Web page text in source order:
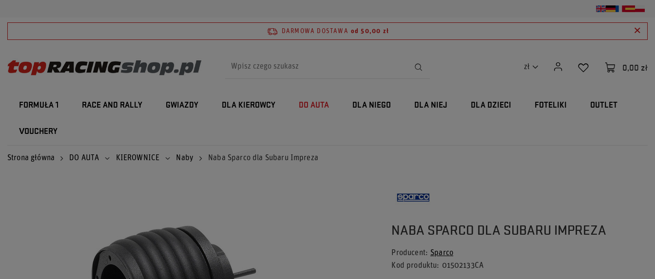
DARMOWA DOSTAWA od 50,00 zł
zł 0,00 zł
FORMUŁA 1 RACE AND RALLY GWIAZDY DLA KIEROWCY DO AUTA DLA NIEGO DLA NIEJ DLA DZIECI FOTELIKI OUTLET
VOUCHERY
Strona główna DO AUTA KIEROWNICE Naby Naba Sparco dla Subaru Impreza
NABA SPARCO DLA SUBARU IMPREZA
Producent
Sparco
Kod produktu
01502133CA